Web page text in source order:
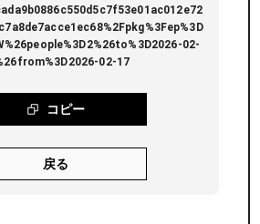
02-
02-17
コピー
戻る